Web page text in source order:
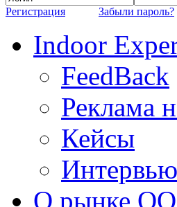
Регистрация Забыли пароль?
Indoor
FeedBack
Реклама
Кейсы
Интервью
О рынке